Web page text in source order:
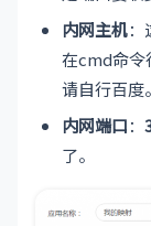
内网主机
在cmd命令
请自行百度。
内网端口：
了。